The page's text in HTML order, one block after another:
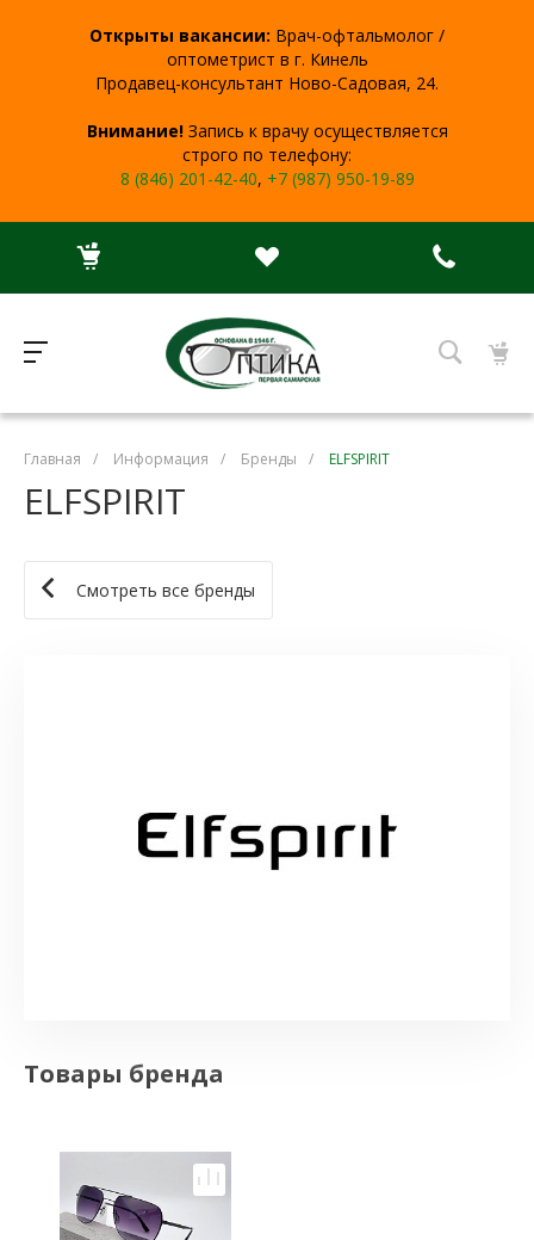
Открыты вакансии: Врач-офтальмолог /
оптометрист в г. Кинель
Продавец-консультант Ново-Садовая, 24.
Внимание!Запись к врачу осуществляется
строго по телефону:
8 (846) 201-42-40, +7 (987) 950-19-89
Главная / Информация / Бренды / ELFSPIRIT
ELFSPIRIT
Смотреть все бренды
Товары бренда